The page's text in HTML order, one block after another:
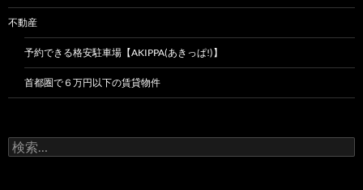
不動産
予約できる格安駐車場【AKIPPA(あきっぱ!)】
首都圏で６万円以下の賃貸物件
検
索: